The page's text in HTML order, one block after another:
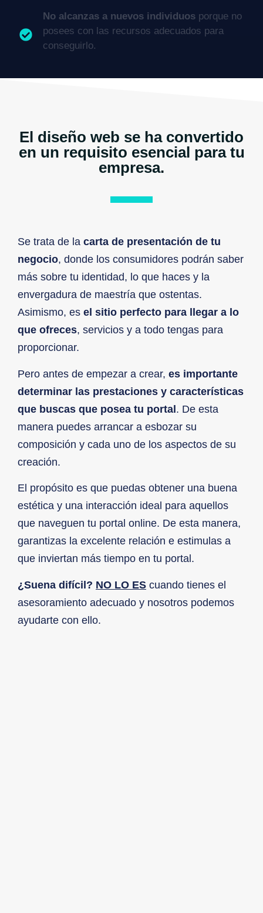
No alcanzas a nuevos individuosporque no
posees con las recursos adecuados para
conseguirlo.
El diseño web se ha convertido
en un requisito esencial para tu
empresa.
Se trata de la carta de presentación de tu
negocio, donde los consumidores podrán saber
más sobre tu identidad, lo que haces y la
envergadura de maestría que ostentas.
Asimismo, es el sitio perfecto para llegar a lo
que ofreces, servicios y a todo tengas para
proporcionar.
Pero antes de empezar a crear, es importante
determinar las prestaciones y características
que buscas que posea tu portal. De esta
manera puedes arrancar a esbozar su
composición y cada uno de los aspectos de su
creación.
El propósito es que puedas obtener una buena
estética y una interacción ideal para aquellos
que naveguen tu portal online. De esta manera,
garantizas la excelente relación e estimulas a
que inviertan más tiempo en tu portal.
¿Suena difícil? NO LO ES cuando tienes el
asesoramiento adecuado y nosotros podemos
ayudarte con ello.